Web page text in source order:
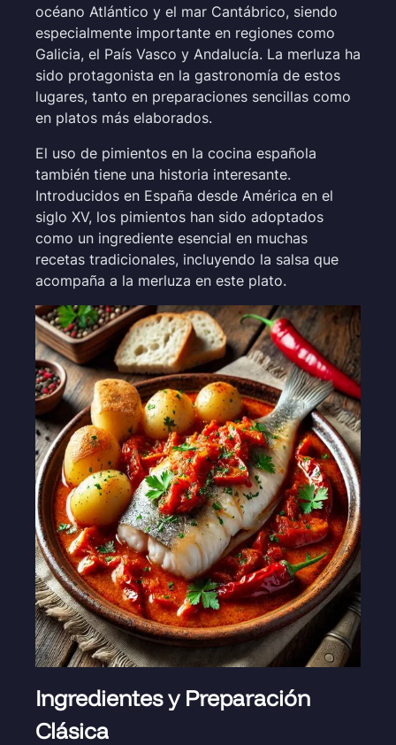
océano Atlántico y el mar Cantábrico, siendo
especialmente importante en regiones como
Galicia, el País Vasco y Andalucía. La merluza ha
sido protagonista en la gastronomía de estos
lugares, tanto en preparaciones sencillas como
en platos más elaborados.
El uso de pimientos en la cocina española
también tiene una historia interesante.
Introducidos en España desde América en el
siglo XV, los pimientos han sido adoptados
como un ingrediente esencial en muchas
recetas tradicionales, incluyendo la salsa que
acompaña a la merluza en este plato.
Ingredientes y Preparación
Clásica